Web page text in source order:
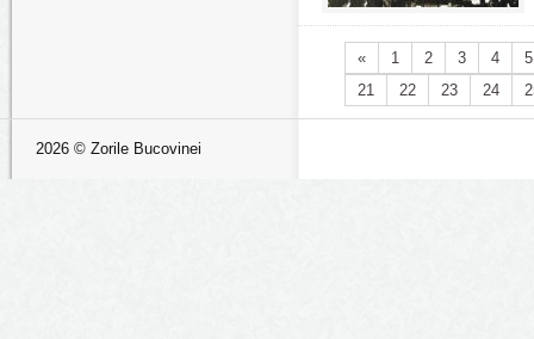
« 1 2 3 4
5
21
22 23 24
2026 © Zorile Bucovinei